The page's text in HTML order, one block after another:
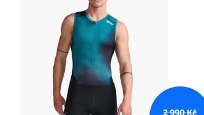
2 990 Kč